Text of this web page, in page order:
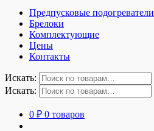
Предпусковые подогреватели
Брелоки
Комплектующие
Цены
Контакты
Искать:
Искать:
0 ₽ 0 товаров